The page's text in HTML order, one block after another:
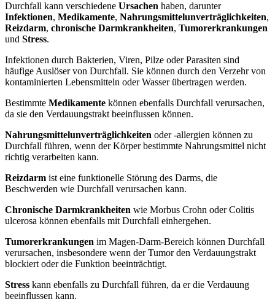
Durchfall kann verschiedene Ursachen haben, darunter
Infektionen, Medikamente, Nahrungsmittelunverträglichkeiten,
Reizdarm, chronische Darmkrankheiten, Tumorerkrankungen
und Stress.
Infektionen durch Bakterien, Viren, Pilze oder Parasiten sind
häufige Auslöser von Durchfall. Sie können durch den Verzehr von
kontaminierten Lebensmitteln oder Wasser übertragen werden.
Bestimmte Medikamente können ebenfalls Durchfall verursachen,
da sie den Verdauungstrakt beeinflussen können.
Nahrungsmittelunverträglichkeiten oder -allergien können zu
Durchfall führen, wenn der Körper bestimmte Nahrungsmittel nicht
richtig verarbeiten kann.
Reizdarm ist eine funktionelle Störung des Darms, die
Beschwerden wie Durchfall verursachen kann.
Chronische Darmkrankheiten wie Morbus Crohn oder Colitis
ulcerosa können ebenfalls mit Durchfall einhergehen.
Tumorerkrankungen im Magen-Darm-Bereich können Durchfall
verursachen, insbesondere wenn der Tumor den Verdauungstrakt
blockiert oder die Funktion beeinträchtigt.
Stress kann ebenfalls zu Durchfall führen, da er die Verdauung
beeinflussen kann.